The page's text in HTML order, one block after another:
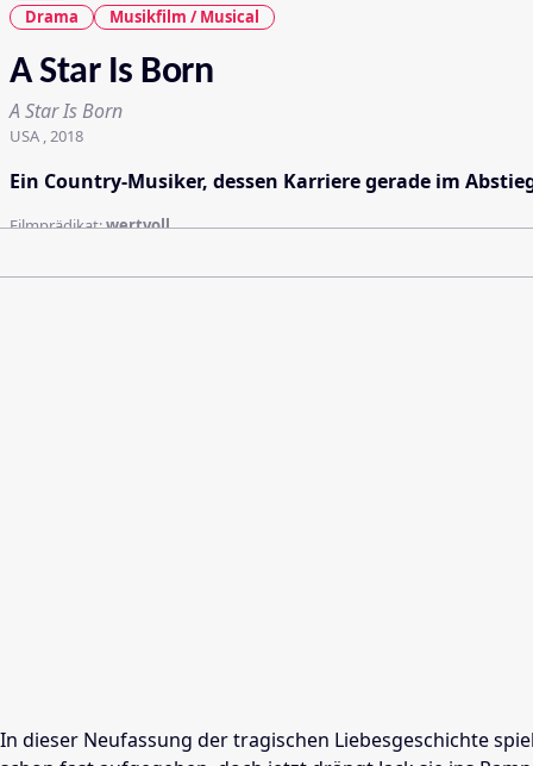
Drama
Musikfilm / Musical
A Star Is Born
A Star Is Born
USA , 2018
Ein Country-Musiker, dessen Karriere gerade im
Filmprädikat:wertvoll
In dieser Neufassung der tragischen Liebesgeschichte